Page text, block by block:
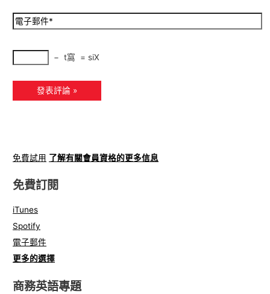
− t窩 = siX
免費試用 了解有關會員資格的更多信息
免費訂閱
iTunes
Spotify
電子郵件
更多的選擇
商務英語專題